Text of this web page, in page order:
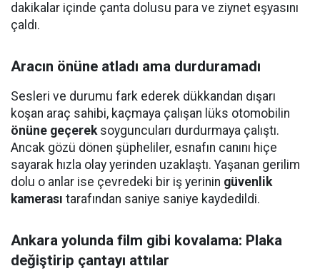
dakikalar içinde çanta dolusu para ve ziynet eşyasını
çaldı.
Aracın önüne atladı ama durduramadı
Sesleri ve durumu fark ederek dükkandan dışarı
koşan araç sahibi, kaçmaya çalışan lüks otomobilin
önüne geçereksoyguncuları durdurmaya çalıştı.
Ancak gözü dönen şüpheliler, esnafın canını hiçe
sayarak hızla olay yerinden uzaklaştı. Yaşanan gerilim
dolu o anlar ise çevredeki bir iş yerinin güvenlik
kamerası tarafından saniye saniye kaydedildi.
Ankara yolunda film gibi kovalama: Plaka
değiştirip çantayı attılar